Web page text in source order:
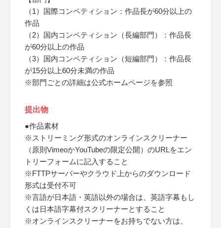
（1）国際コンペティション：作品長が60分以上の
作品
（2）国内コンペティション（長編部門）：作品長
が60分以上の作品
（3）国内コンペティション（短編部門）：作品長
が15分以上60分未満の作品
※部門ごとの詳細は公式ホームページを参照
提出物
●作品素材
※ストリーミング形式のオンラインスクリーナー
（原則VimeoかYouTubeの限定公開）のURLをエン
トリーフォームに記入すること
※FTTPサーバーやクラウド上からのダウンロード
形式は受付不可
※言語が日本語・英語以外の場合は、英語字幕もし
くは日本語字幕付スクリーナーとすること
※オンラインスクリーナーをお持ちでない方は、